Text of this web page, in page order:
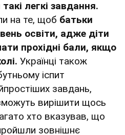
легкі завдання.
на те, щоб батьки
освіти, адже діти
прохідні бали, якщо
Українці також
іспит
завдань,
вирішити щось
хто вказував, що
зовнішнє